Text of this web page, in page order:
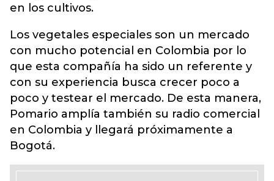
en los cultivos.
Los vegetales especiales son un mercado
con mucho potencial en Colombia por lo
que esta compañía ha sido un referente y
con su experiencia busca crecer poco a
poco y testear el mercado. De esta manera,
Pomario amplía también su radio comercial
en Colombia y llegará próximamente a
Bogotá.